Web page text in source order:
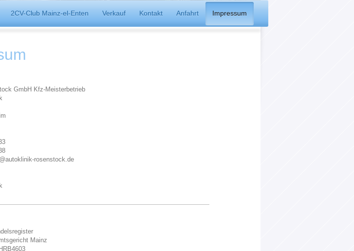
2CV-Club Mainz-el-Enten Verkauf Kontakt Anfahrt Impressum
GmbH Kfz-Meisterbetrieb
rosenstock.de
Mainz